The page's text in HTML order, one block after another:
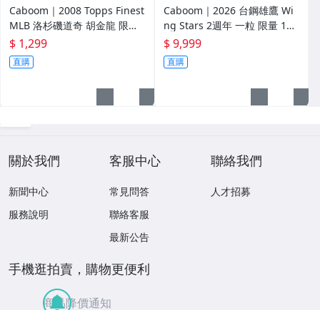
Caboom｜2008 Topps Finest
MLB 洛杉磯道奇 胡金龍 限量
271/399 新人 RC 簽名卡
$ 1,299
直購
Caboom｜2026 台鋼雄鷹 Wi
ng Stars 2週年 一粒 限量 11/
15 卡面簽 簽名卡
$ 9,999
直購
關於我們
新聞中心
服務說明
客服中心
常見問答
聯絡客服
最新公告
聯絡我們
人才招募
手機逛拍賣，購物更便利
商品降價通知